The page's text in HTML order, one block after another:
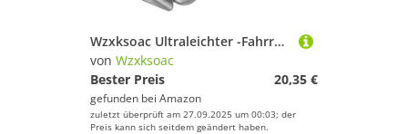
Wzxksoac Ultraleichter -Fahrrad-Flaschenhalter, Flaschenhalter, Mountainbike-Flaschenhalterung, Flaschenhalter
von Wzxksoac
Bester Preis
20,35 €
gefunden bei Amazon
zuletzt überprüft am 27.09.2025 um 00:03; der
Preis kann sich seitdem geändert haben.